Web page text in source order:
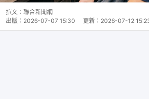
撰文： 聯合新聞網
出版： 2026-07-07 15:30 更新： 2026-07-12